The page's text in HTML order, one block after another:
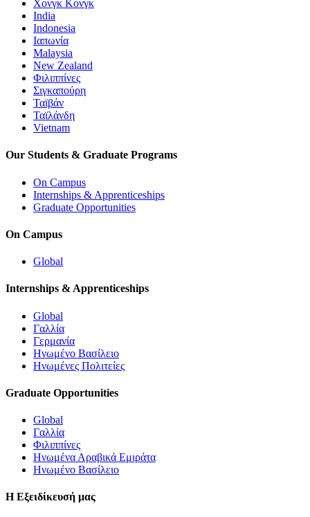
Χονγκ Κονγκ
India
Indonesia
Ιαπωνία
Malaysia
New Zealand
Φιλιππίνες
Σιγκαπούρη
Ταϊβάν
Ταϊλάνδη
Vietnam
Our Students & Graduate Programs
On Campus
Internships & Apprenticeships
Graduate Opportunities
On Campus
Global
Internships & Apprenticeships
Global
Γαλλία
Γερμανία
Ηνωμένο Βασίλειο
Ηνωμένες Πολιτείες
Graduate Opportunities
Global
Γαλλία
Φιλιππίνες
Ηνωμένα Αραβικά Εμιράτα
Ηνωμένο Βασίλειο
Η Εξειδίκευσή μας